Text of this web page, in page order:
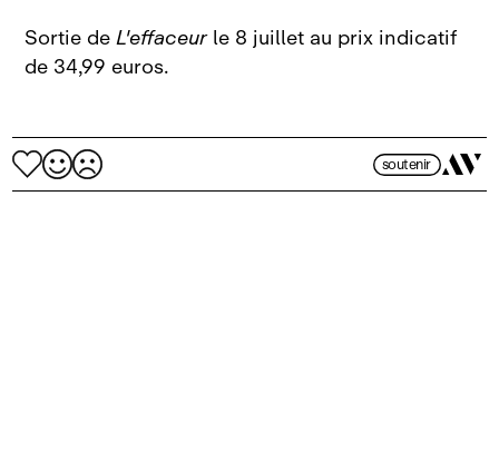
Sortie deL'effaceurle 8 juillet au prix indicatif
de 34,99 euros.
soutenir